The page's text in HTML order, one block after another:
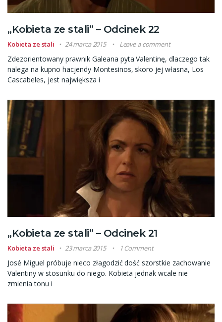
„Kobieta ze stali” – Odcinek 22
Kobieta ze stali 24 marca 2015 Leave a comment
Zdezorientowany prawnik Galeana pyta Valentinę, dlaczego tak
nalega na kupno hacjendy Montesinos, skoro jej własna, Los
Cascabeles, jest największa i
„Kobieta ze stali” – Odcinek 21
Kobieta ze stali 23 marca 2015 1 Comment
José Miguel próbuje nieco złagodzić dość szorstkie zachowanie
Valentiny w stosunku do niego. Kobieta jednak wcale nie
zmienia tonu i